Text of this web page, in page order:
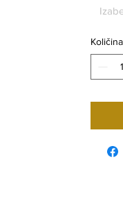
Količina